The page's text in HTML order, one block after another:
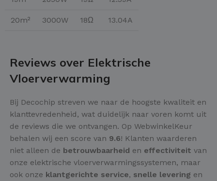
20m² 3000W 18Ω 13.04A
Reviews over Elektrische
Vloerverwarming
Bij Decochip streven we naar de hoogste kwaliteit en
klanttevredenheid, wat duidelijk naar voren komt uit
de reviews die we ontvangen. Op WebwinkelKeur
behalen wij een score van 9.6! Klanten waarderen
niet alleen de betrouwbaarheid en effectiviteit van
onze elektrische vloerverwarmingssystemen, maar
ook onze klantgerichte service, snelle levering en